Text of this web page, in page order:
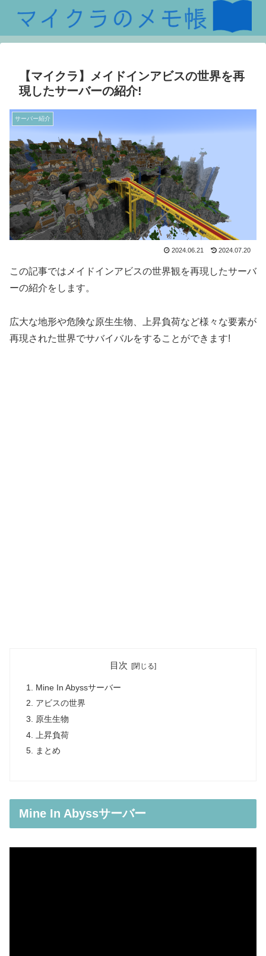
【マイクラ】メイドインアビスの世界を再
現したサーバーの紹介!
サーバー紹介
2024.06.21 2024.07.20
この記事ではメイドインアビスの世界観を再現したサーバ
ーの紹介をします。
広大な地形や危険な原生生物、上昇負荷など様々な要素が
再現された世界でサバイバルをすることができます!
目次
Mine In Abyssサーバー
アビスの世界
原生生物
上昇負荷
まとめ
Mine In Abyssサーバー